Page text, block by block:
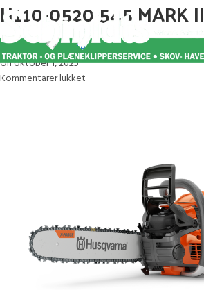
H110-0520 545 MARK II
Posted by
Mette
On oktober 1, 2025
Kommentarer lukket